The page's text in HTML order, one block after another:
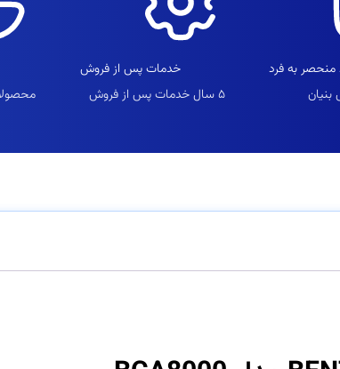
منحصر به فرد
خدمات پس‌ از فروش
۵ سال خدمات پس از فروش